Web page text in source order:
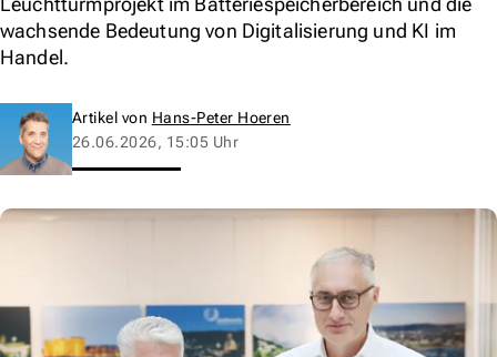
wachsende Bedeutung von Digitalisierung und KI im
Handel.
Artikel von Hans-Peter Hoeren
26.06.2026, 15:05 Uhr